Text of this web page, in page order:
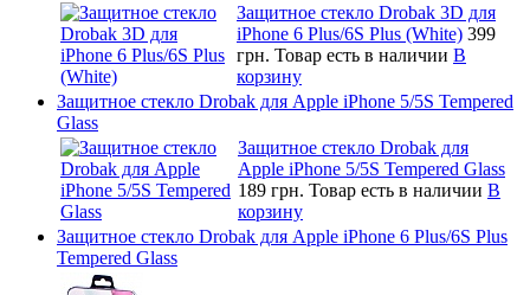
Защитное стекло Drobak 3D для
iPhone 6 Plus/6S Plus (White) 399
грн. Товар есть в наличии В
корзину
Защитное стекло Drobak для Apple iPhone 5/5S Tempered
Glass
Защитное стекло Drobak для
Apple iPhone 5/5S Tempered Glass
189 грн. Товар есть в наличии В
корзину
Защитное стекло Drobak для Apple iPhone 6 Plus/6S Plus
Tempered Glass